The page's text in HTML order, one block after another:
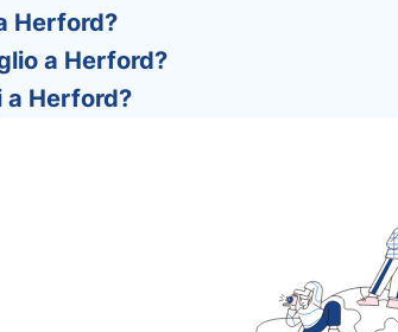
Herford?
a Herford?
a Herford?